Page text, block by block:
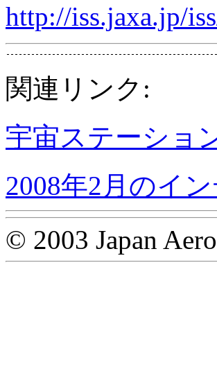
http://iss.jaxa.jp/
関連リンク:
宇宙ステーショ
2008年2月のイ
© 2003 Japan